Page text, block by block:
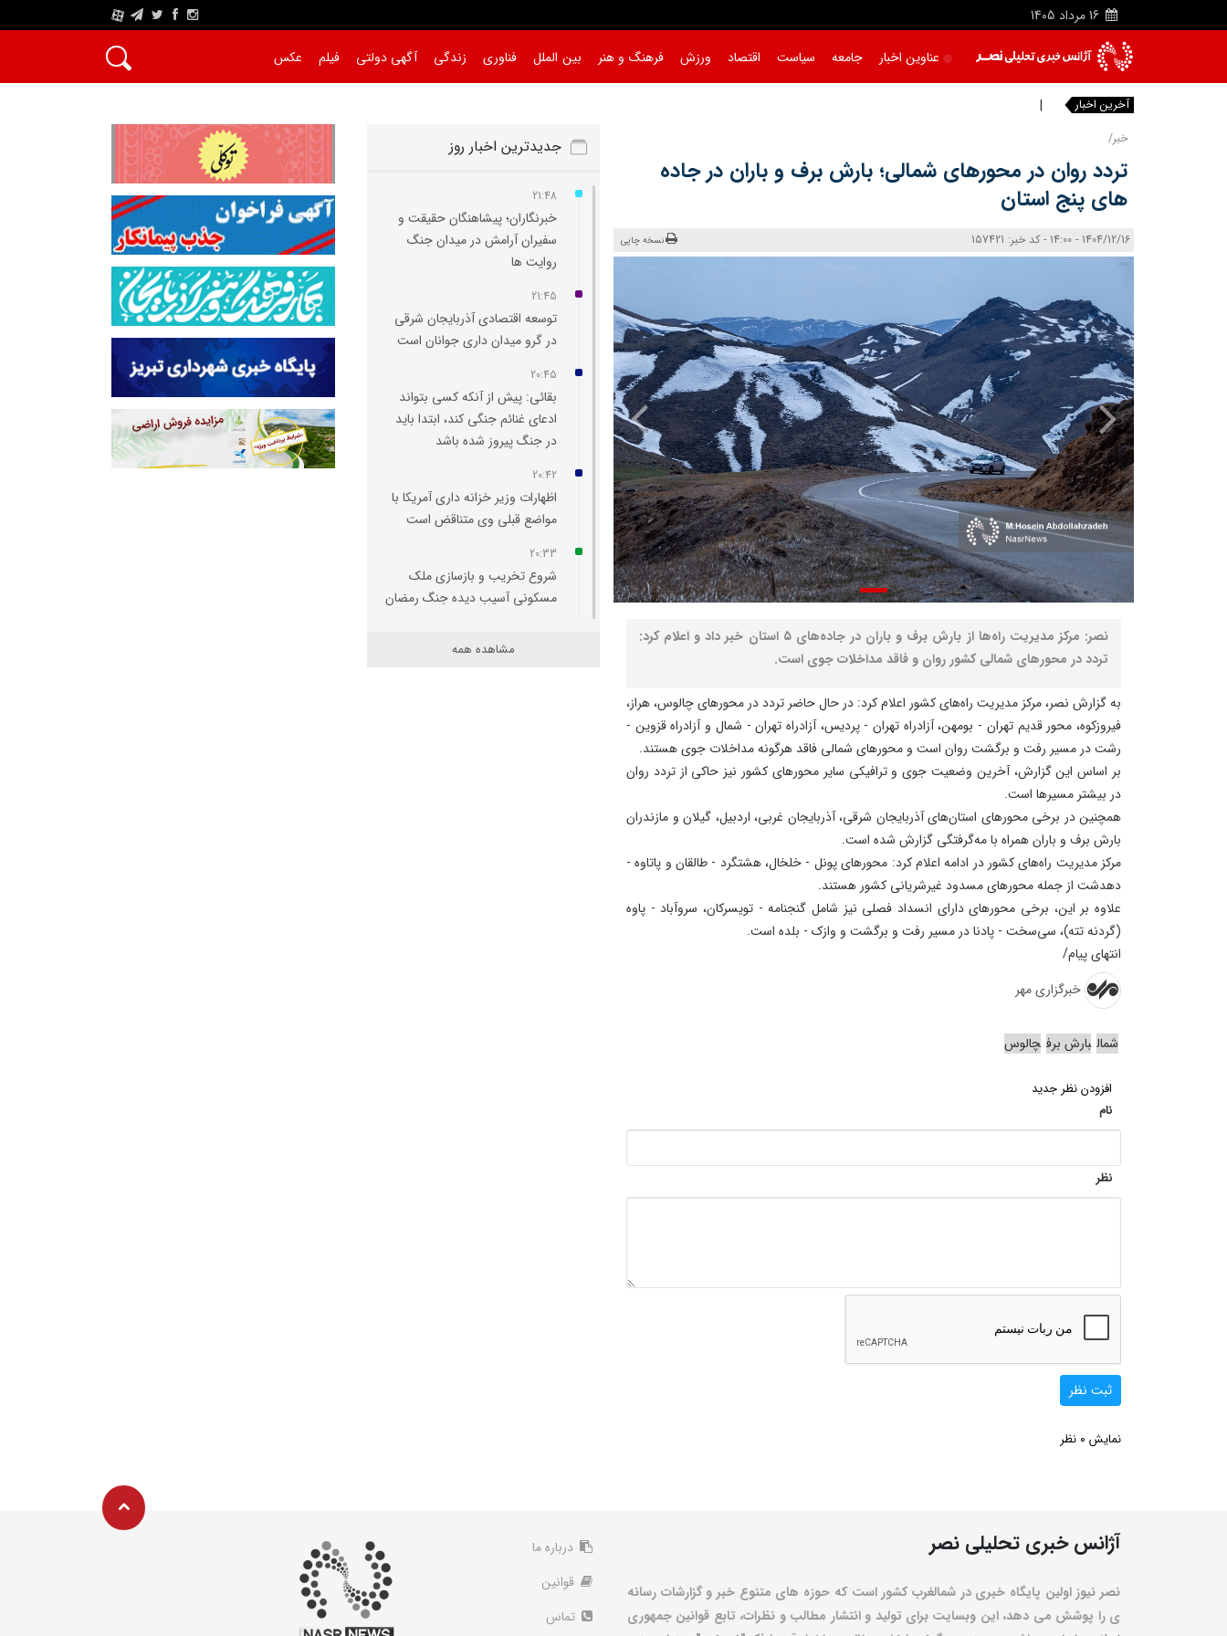
16 مرداد 1405
A
عناوین اخبار جامعه سیاست اقتصاد ورزش فرهنگ و هنر بین الملل فناوری زندگی آگهی دولتی فیلم عکس
آخرین اخبار خب
خبر/
تردد روان در محورهای شمالی؛ بارش برف و باران در جاده‌
های پنج استان
1404/12/16 - 14:00 - کد خبر: 157421 نسخه چاپی
نصر: مرکز مدیریت راه‌ها از بارش برف و باران در جاده‌های ۵ استان خبر داد و اعلام کرد:
تردد در محورهای شمالی کشور روان و فاقد مداخلات جوی است.
به گزارش نصر، مرکز مدیریت راه‌های کشور اعلام کرد: در حال حاضر تردد در محورهای چالوس، هراز،
فیروزکوه، محور قدیم تهران - بومهن، آزادراه تهران - پردیس، آزادراه تهران - شمال و آزادراه قزوین -
رشت در مسیر رفت و برگشت روان است و محورهای شمالی فاقد هرگونه مداخلات جوی هستند.
بر اساس این گزارش، آخرین وضعیت جوی و ترافیکی سایر محورهای کشور نیز حاکی از تردد روان
در بیشتر مسیرها است.
همچنین در برخی محورهای استان‌های آذربایجان شرقی، آذربایجان غربی، اردبیل، گیلان و مازندران
بارش برف و باران همراه با مه‌گرفتگی گزارش شده است.
مرکز مدیریت راه‌های کشور در ادامه اعلام کرد: محورهای پونل - خلخال، هشتگرد - طالقان و پاتاوه -
دهدشت از جمله محورهای مسدود غیرشریانی کشور هستند.
علاوه بر این، برخی محورهای دارای انسداد فصلی نیز شامل گنجنامه - تویسرکان، سروآباد - پاوه
(گردنه تته)، سی‌سخت - پادنا در مسیر رفت و برگشت و وازک - بلده است.
انتهای پیام/
خبرگزاری مهر
شمال بارش برف چالوس
افزودن نظر جدید
نام
نظر
ثبت نظر
نمایش 0 نظر
جدیدترین اخبار روز
21:48
خبرنگاران؛ پیشاهنگان حقیقت و
سفیران آرامش در میدان جنگ
روایت‌ ها
21:45
توسعه اقتصادی آذربایجان شرقی
در گرو میدان‌ داری جوانان است
20:45
بقائی: پیش از آنکه کسی بتواند
ادعای غنائم جنگی کند، ابتدا باید
در جنگ پیروز شده باشد
20:42
اظهارات وزیر خزانه‌ داری آمریکا با
مواضع قبلی وی متناقض است
20:33
شروع تخریب و بازسازی ملک
مسکونی آسیب‌ دیده جنگ رمضان
اتفاقی بی سابقه در تخصیص
مشاهده همه
آژانس خبری تحلیلی نصر
نصر نیوز اولین پایگاه خبری در شمالغرب کشور است که حوزه های متنوع خبر و گزارشات رسانه
ی را پوشش می دهد، این وبسایت برای تولید و انتشار مطالب و نظرات، تابع قوانین جمهوری
درباره ما
قوانین
تماس